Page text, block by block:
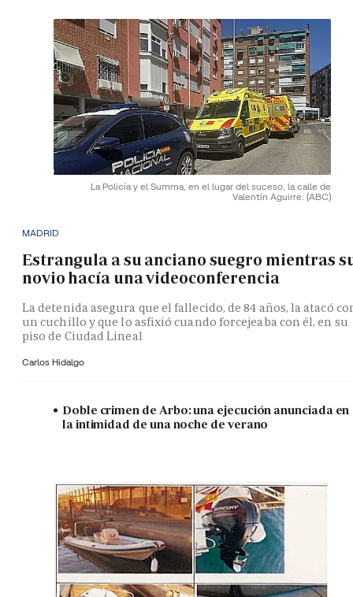
La Policía y el Summa, en el lugar del suceso, la calle de
Valentín Aguirre. (ABC)
MADRID
Estrangula a su anciano suegro mientras
novio hacía una videoconferencia
La detenida asegura que el fallecido, de 84 años, la atacó
un cuchillo y que lo asfixió cuando forcejeaba con él, en su
piso de Ciudad Lineal
Carlos Hidalgo
Doble crimen de Arbo: una ejecución anunciada en
la intimidad de una noche de verano